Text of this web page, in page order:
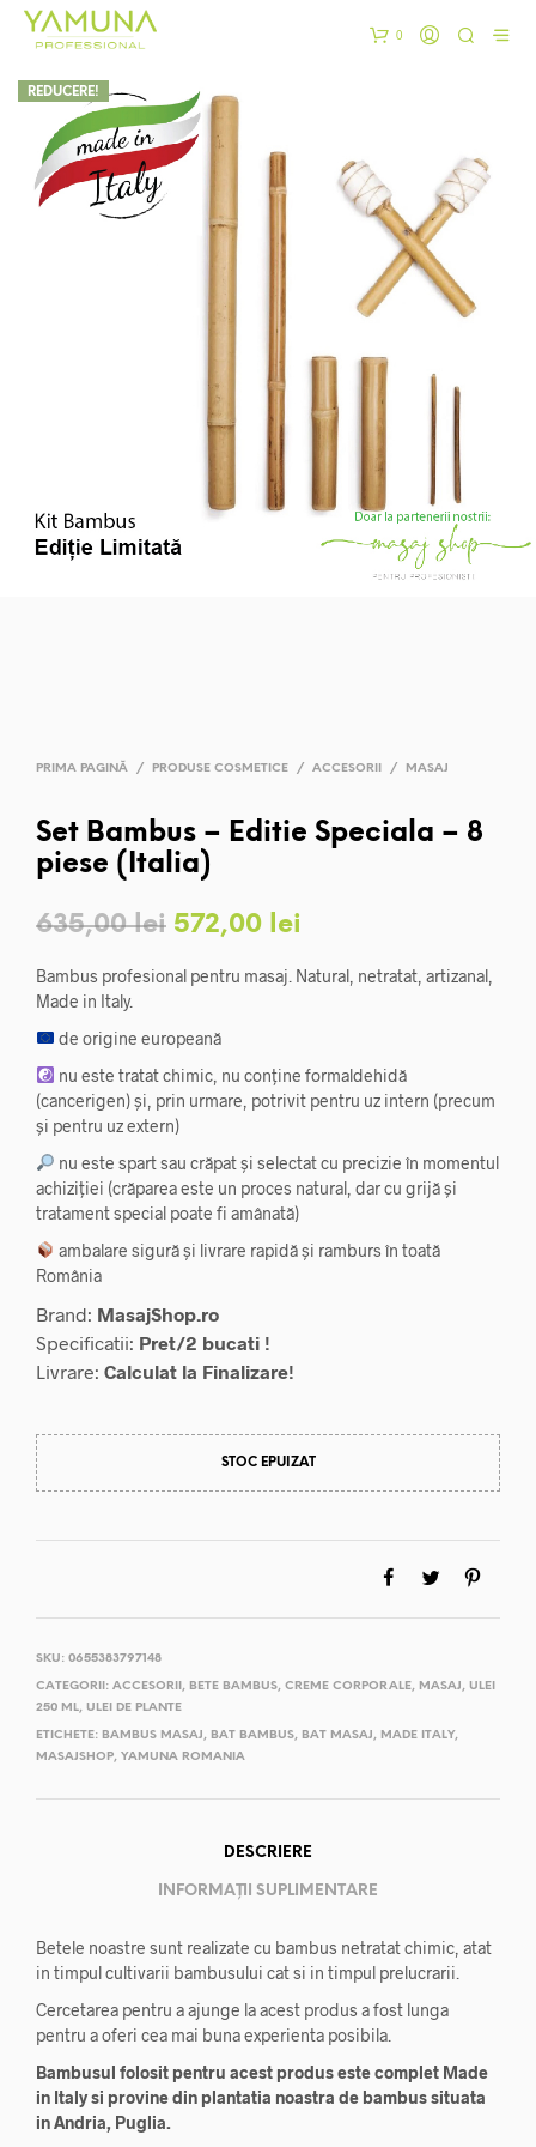
0
REDUCERE!
PRIMA PAGINĂ / PRODUSE COSMETICE / ACCESORII / MASAJ
Set Bambus – Editie Speciala – 8
piese (Italia)
635,00lei Prețul
inițial
fost:
635,00 lei.
572,00 lei
curent
Bambus profesional pentru masaj. Natural, netratat, artizanal,
Made in Italy.
de origine europeană
nu este tratat chimic, nu conține formaldehidă
(cancerigen) și, prin urmare, potrivit pentru uz intern (precum
și pentru uz extern)
nu este spart sau crăpat și selectat cu precizie în momentul
achiziției (crăparea este un proces natural, dar cu grijă și
tratament special poate fi amânată)
ambalare sigură și livrare rapidă și ramburs în toată
România
Brand: MasajShop.ro
Specificatii: Pret/2 bucati !
Livrare: Calculat la Finalizare!
STOC EPUIZAT
SKU: 0655383797148
CATEGORII: ACCESORII , BETE BAMBUS, CREME CORPORALE, MASAJ, ULEI
250 ML, ULEI DE PLANTE
ETICHETE: BAMBUS MASAJ, BAT BAMBUS, BAT MASAJ, MADE ITALY,
MASAJSHOP, YAMUNA ROMANIA
DESCRIERE
INFORMAȚII SUPLIMENTARE
Betele noastre sunt realizate cu bambus netratat chimic, atat
in timpul cultivarii bambusului cat si in timpul prelucrarii.
Cercetarea pentru a ajunge la acest produs a fost lunga
pentru a oferi cea mai buna experienta posibila.
Bambusul folosit pentru acest produs este complet Made
in Italy si provine din plantatia noastra de bambus situata
in Andria, Puglia.